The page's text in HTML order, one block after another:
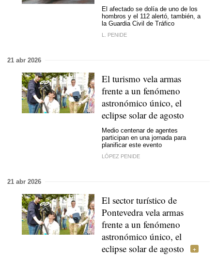
El afectado se dolía de uno de los
hombros y el 112 alertó, también, a
la Guardia Civil de Tráfico
L. PENIDE
21 abr 2026
El turismo vela armas
frente a un fenómeno
astronómico único, el
eclipse solar de agosto
Medio centenar de agentes
participan en una jornada para
planificar este evento
LÓPEZ PENIDE
21 abr 2026
El sector turístico de
Pontevedra vela armas
frente a un fenómeno
astronómico único, el
eclipse solar de agosto